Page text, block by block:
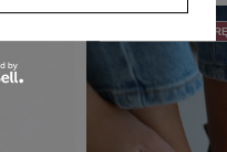
50% NA DRUGĄ